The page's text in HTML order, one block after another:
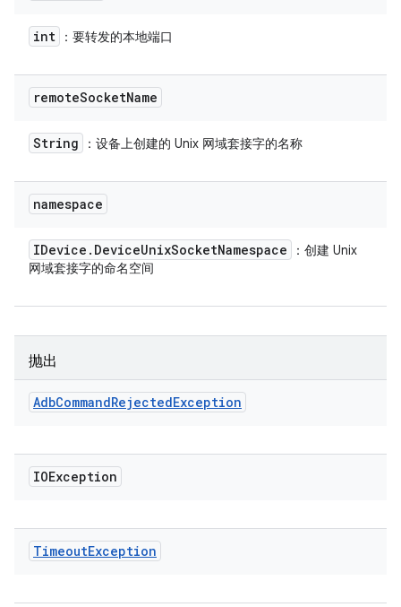
int ：要转发的本地端口
remoteSocketName
String ：设备上创建的 Unix 网域套接字的名称
namespace
IDevice . DeviceUnixSocketNamespace
：创建 Unix
网域套接字的命名空间
抛出
AdbCommandRejectedException
IOException
TimeoutException